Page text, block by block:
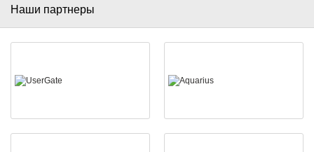
Наши партнеры